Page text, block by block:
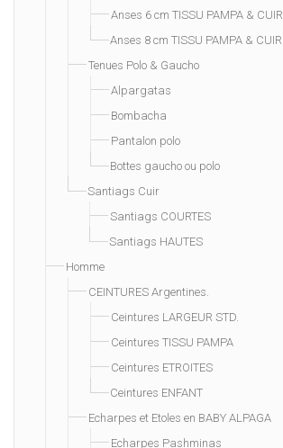
Anses 6 cm TISSU PAMPA & CUIR
Anses 8 cm TISSU PAMPA & CUIR
Tenues Polo & Gaucho
Alpargatas
Bombacha
Pantalon polo
Bottes gaucho ou polo
Santiags Cuir
Santiags COURTES
Santiags HAUTES
Homme
CEINTURES Argentines.
Ceintures LARGEUR STD.
Ceintures TISSU PAMPA
Ceintures ETROITES
Ceintures ENFANT
Echarpes et Etoles en BABY ALPAGA
Echarpes Pashminas